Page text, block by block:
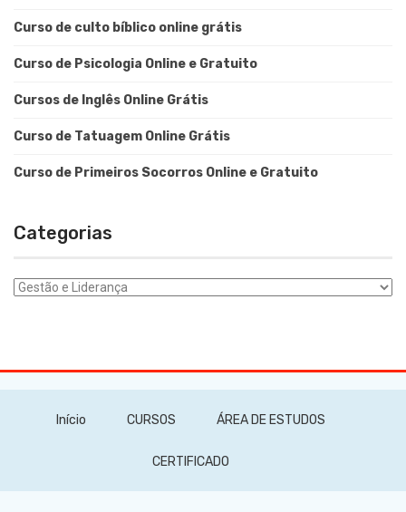
Curso de culto bíblico online grátis
Curso de Psicologia Online e Gratuito
Cursos de Inglês Online Grátis
Curso de Tatuagem Online Grátis
Curso de Primeiros Socorros Online e Gratuito
Categorias
Categorias
Início CURSOS ÁREA DE ESTUDOS
CERTIFICADO